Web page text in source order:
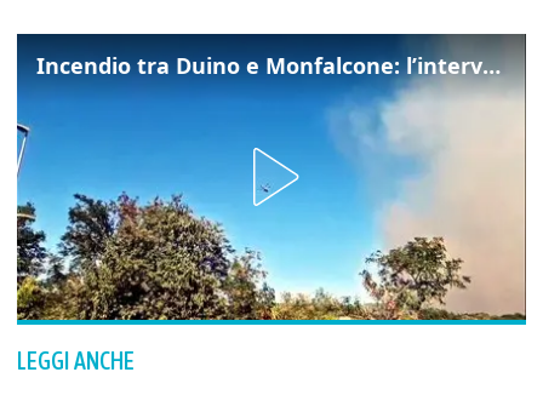
Incendio tra Duino e Monfalcone: l’intervento dei vigili del fuoco
LEGGI ANCHE